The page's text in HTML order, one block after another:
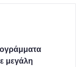
μεγάλη